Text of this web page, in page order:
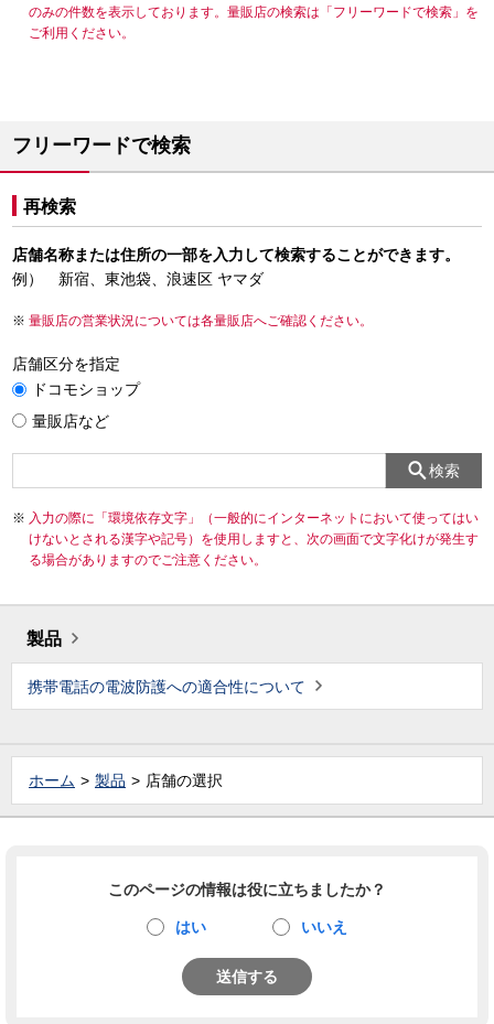
のみの件数を表示しております。量販店の検索は「フリーワードで検索」を
ご利用ください。
フリーワードで検索
再検索
店舗名称または住所の一部を入力して検索することができます。
例） 新宿、東池袋、浪速区 ヤマダ
量販店の営業状況については各量販店へご確認ください。
店舗区分を指定
ドコモショップ
量販店など
検索
入力の際に「環境依存文字」（一般的にインターネットにおいて使ってはい
けないとされる漢字や記号）を使用しますと、次の画面で文字化けが発生す
る場合がありますのでご注意ください。
製品
携帯電話の電波防護への適合性について
ホーム 製品 店舗の選択
このページの情報は役に立ちましたか？
はい いいえ
送信する